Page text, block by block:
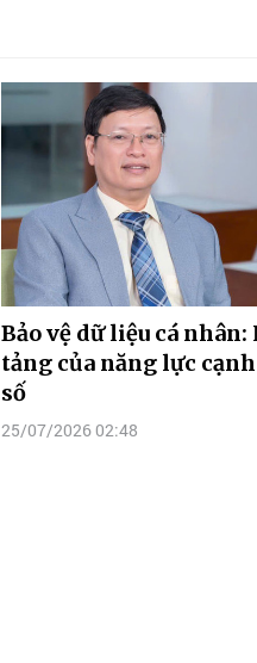
Bảo vệ dữ liệu cá nhân:
tảng của năng lực
số
25/07/2026 02:48